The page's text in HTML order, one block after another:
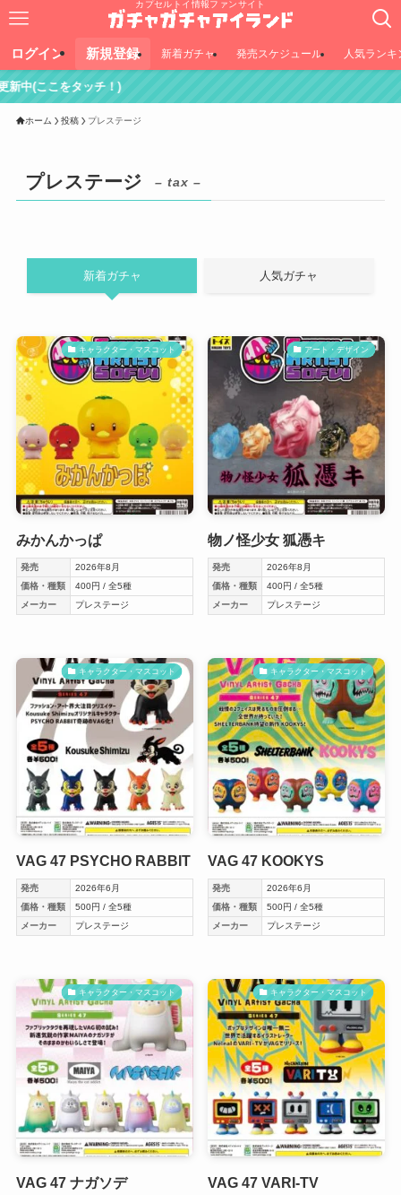
カプセルトイ情報ファンサイト
ログイン 新規登録 新着ガチャ 発売スケジュール 人気ランキ
！)
ホーム 投稿 プレステージ
プレステージ – tax –
新着ガチャ 人気ガチャ
キャラクター・マスコット
みかんかっぱ
発売
2026年8月
価格・種類
400円 / 全5種
メーカー
プレステージ
アート・デザイン
物ノ怪少女 狐憑キ
発売
2026年8月
価格・種類
400円 / 全5種
メーカー
プレステージ
キャラクター・マスコット
VAG 47 PSYCHO RABBIT
発売
2026年6月
価格・種類
500円 / 全5種
メーカー
プレステージ
キャラクター・マスコット
VAG 47 KOOKYS
発売
2026年6月
価格・種類
500円 / 全5種
メーカー
プレステージ
キャラクター・マスコット
VAG 47 ナガソデ
キャラクター・マスコット
VAG 47 VARI-TV